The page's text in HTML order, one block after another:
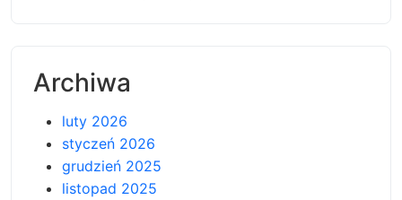
Archiwa
luty 2026
styczeń 2026
grudzień 2025
listopad 2025